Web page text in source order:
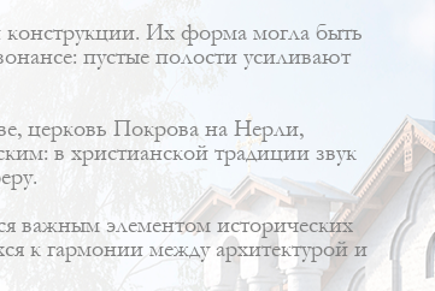
конструкции. Их форма могла быть
пустые полости усиливают
церковь Покрова на Нерли,
в христианской традиции звук
важным элементом исторических
к гармонии между архитектурой и